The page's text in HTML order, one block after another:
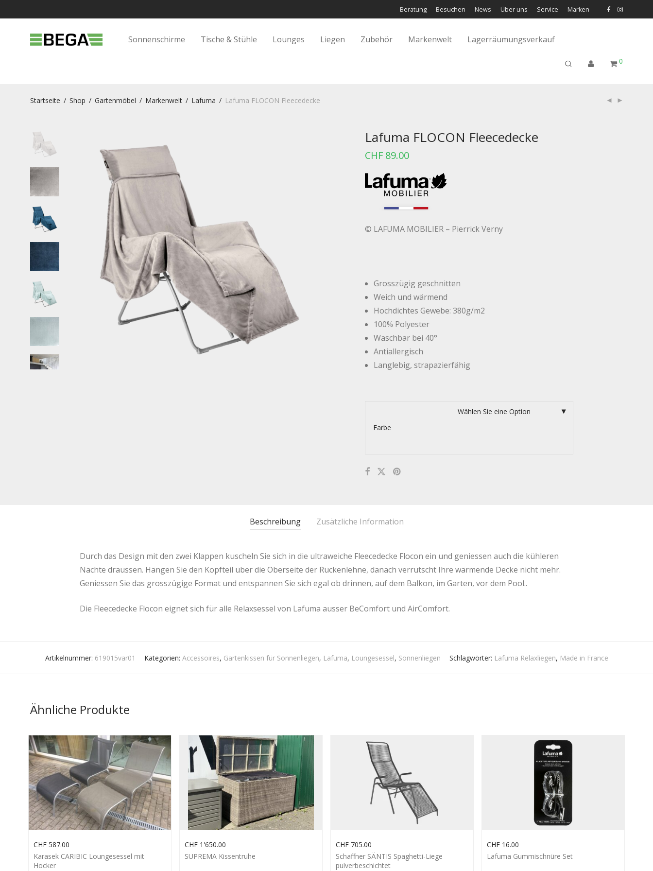
Beratung Besuchen News Über uns Service Marken
Sonnenschirme Tische & Stühle Lounges Liegen Zubehör Markenwelt Lagerräumungsverkauf
0
Startseite / Shop / Gartenmöbel / Markenwelt / Lafuma / Lafuma FLOCON Fleecedecke
Lafuma FLOCON Fleecedecke
CHF 89.00
© LAFUMA MOBILIER – Pierrick Verny
Grosszügig geschnitten
Weich und wärmend
Hochdichtes Gewebe: 380g/m2
100% Polyester
Waschbar bei 40°
Antiallergisch
Langlebig, strapazierfähig
Farbe
Beschreibung Zusätzliche Information
Durch das Design mit den zwei Klappen kuscheln Sie sich in die ultraweiche Fleecedecke Flocon ein und geniessen auch die kühleren
Nächte draussen. Hängen Sie den Kopfteil über die Oberseite der Rückenlehne, danach verrutscht Ihre wärmende Decke nicht mehr.
Geniessen Sie das grosszügige Format und entspannen Sie sich egal ob drinnen, auf dem Balkon, im Garten, vor dem Pool..
Die Fleecedecke Flocon eignet sich für alle Relaxsessel von Lafuma ausser BeComfort und AirComfort.
Artikelnummer: 619015var01 Kategorien: Accessoires, Gartenkissen für Sonnenliegen, Lafuma, Loungesessel, Sonnenliegen Schlagwörter: Lafuma Relaxliegen, Made in France
Ähnliche Produkte
Karasek CARIBIC Loungesessel mit
Hocker
CHF 587.00
SUPREMA Kissentruhe
CHF 1'650.00
Schaffner SÄNTIS Spaghetti-Liege
pulverbeschichtet
CHF 705.00
Lafuma Gummischnüre Set
CHF 16.00